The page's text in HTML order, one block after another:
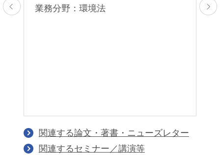
業務分野：環境法
関連する論文・著書・ニューズレター
関連するセミナー／講演等